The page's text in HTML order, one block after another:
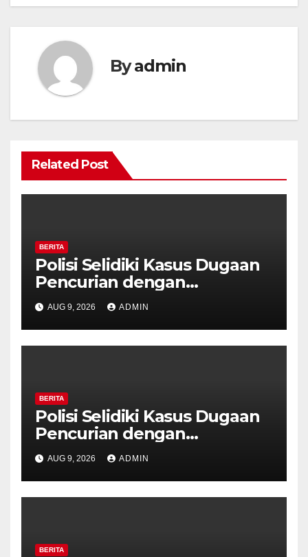
Byadmin
Related Post
BERITA
Polisi Selidiki Kasus Dugaan
Pencurian dengan
Kekerasan di Counter HP
Royal Phone Ambarawa.
AUG 9, 2026 ADMIN
BERITA
Polisi Selidiki Kasus Dugaan
Pencurian dengan
Kekerasan di Counter HP
Royal Phone Ambarawa.
AUG 9, 2026 ADMIN
BERITA